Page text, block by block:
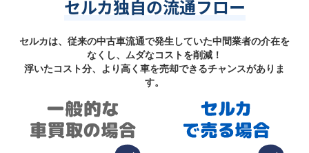
セルカ独自の流通フロー
セルカは、従来の中古車流通で発生していた中間業者の介在を
なくし、ムダなコストを削減！
浮いたコスト分、より高く車を売却できるチャンスがありま
す。